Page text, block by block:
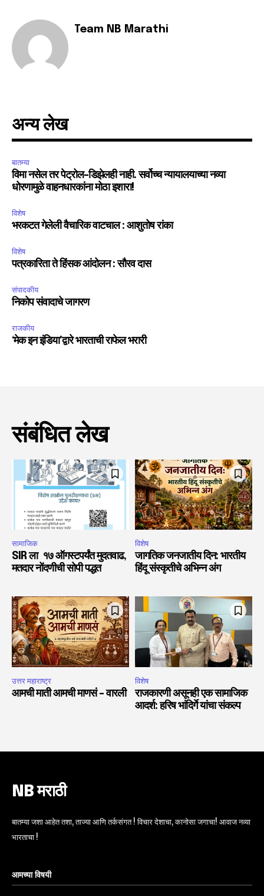
Team NB Marathi
अन्य लेख
बातम्या
विमा नसेल तर पेट्रोल-डिझेलही नाही. सर्वोच्च न्यायालयाच्या नव्या
धोरणामुळे वाहनधारकांना मोठा इशारा!
विशेष
भरकटत गेलेली वैचारिक वाटचाल : आशुतोष रांका
विशेष
पत्रकारिता ते हिंसक आंदोलन : सौरव दास
संपादकीय
निकोप संवादाचे जागरण
राजकीय
‘मेक इन इंडिया’द्वारे भारताची राफेल भरारी
संबंधित लेख
सामाजिक
SIR ला १७ ऑगस्टपर्यंत मुदतवाढ,
मतदार नोंदणीची सोपी पद्धत
विशेष
जागतिक जनजातीय दिन: भारतीय
हिंदू संस्कृतीचे अभिन्न अंग
उत्तर महाराष्ट्र
आमची माती आमची माणसं – वारली
विशेष
राजकारणी असूनही एक सामाजिक
आदर्श: हरिष भांदिर्गे यांचा संकल्प
NB मराठी
बातम्या जशा आहेत तशा, ताज्या आणि तर्कसंगत ! विचार देशाचा, कानोसा जगाचा! आवाज नव्या
भारताचा !
आमच्या विषयी